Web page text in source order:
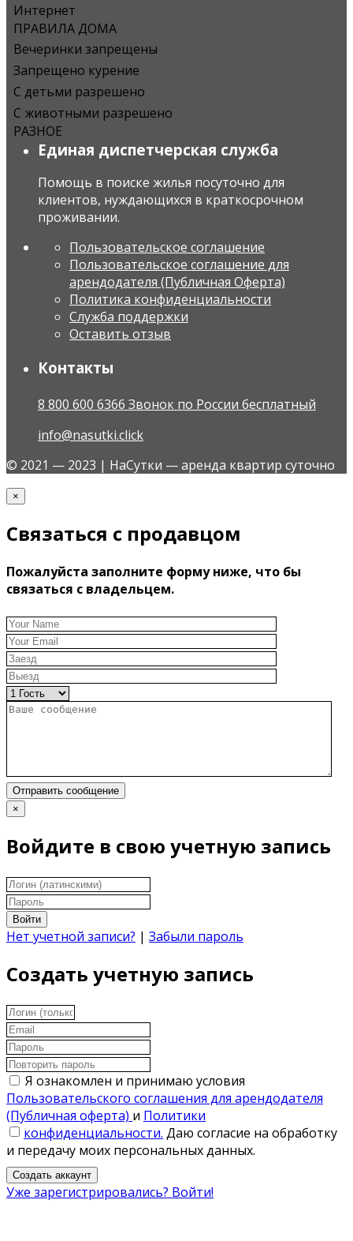
Интернет
ПРАВИЛА ДОМА
Вечеринки запрещены
Запрещено курение
С детьми разрешено
С животными разрешено
РАЗНОЕ
Единая диспетчерская служба
Помощь в поиске жилья посуточно для
клиентов, нуждающихся в краткосрочном
проживании.
Пользовательское соглашение
Пользовательское соглашение для
арендодателя (Публичная Оферта)
Политика конфиденциальности
Служба поддержки
Оставить отзыв
Контакты
8 800 600 6366 Звонок по России бесплатный
info@nasutki.click
© 2021 — 2023 | НаСутки — аренда квартир суточно
×
Связаться с продавцом
Пожалуйста заполните форму ниже, что бы
связаться с владельцем.
Отправить сообщение
×
Войдите в свою учетную запись
Войти
Нет учетной записи? | Забыли пароль
Создать учетную запись
Я ознакомлен и принимаю условия
Пользовательского соглашения для арендодателя
(Публичная оферта) и Политики
конфиденциальности. Даю согласие на обработку
и передачу моих персональных данных.
Создать аккаунт
Уже зарегистрировались? Войти!